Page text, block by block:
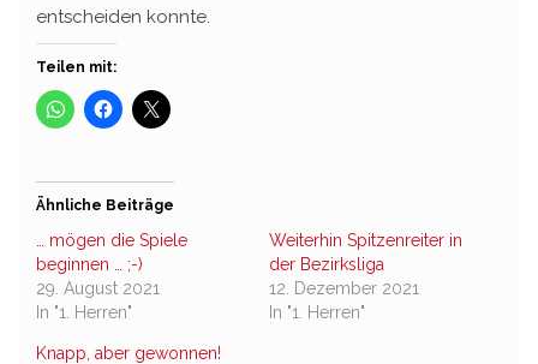
entscheiden konnte.
Teilen mit:
Ähnliche Beiträge
… mögen die Spiele
beginnen … ;-)
29. August 2021
In "1. Herren"
Weiterhin Spitzenreiter in
der Bezirksliga
12. Dezember 2021
In "1. Herren"
Knapp, aber gewonnen!